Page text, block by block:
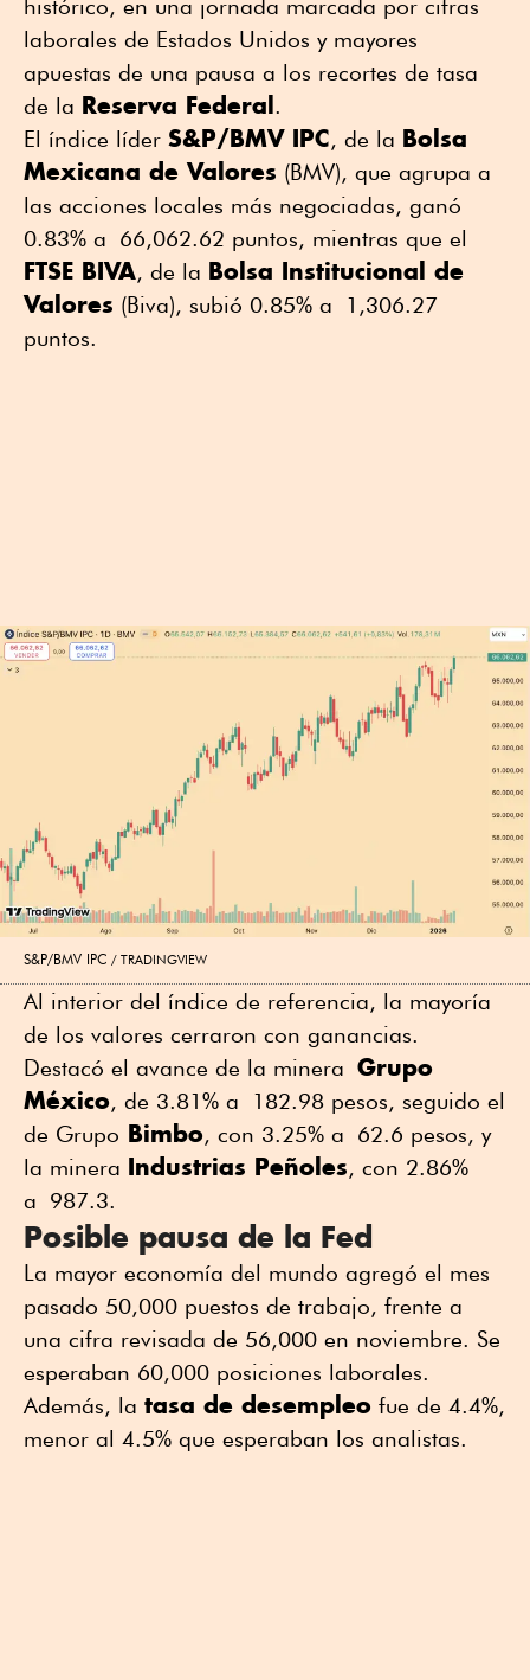
histórico, en una jornada marcada por cifras
laborales de Estados Unidos y mayores
apuestas de una pausa a los recortes de tasa
de la Reserva Federal.
El índice líder S&P/BMV IPC, de la Bolsa
Mexicana de Valores (BMV), que agrupa a
las acciones locales más negociadas, ganó
0.83% a 66,062.62 puntos, mientras que el
FTSE BIVA, de la Bolsa Institucional de
Valores (Biva), subió 0.85% a 1,306.27
puntos.
S&P/BMV IPC TRADINGVIEW
Al interior del índice de referencia, la mayoría
de los valores cerraron con ganancias.
Destacó el avance de la minera Grupo
México, de 3.81% a 182.98 pesos, seguido el
de Grupo Bimbo, con 3.25% a 62.6 pesos, y
la minera Industrias Peñoles, con 2.86%
a 987.3.
Posible pausa de la Fed
La mayor economía del mundo agregó el mes
pasado 50,000 puestos de trabajo, frente a
una cifra revisada de 56,000 en noviembre. Se
esperaban 60,000 posiciones laborales.
Además, la tasa de desempleo fue de 4.4%,
menor al 4.5% que esperaban los analistas.